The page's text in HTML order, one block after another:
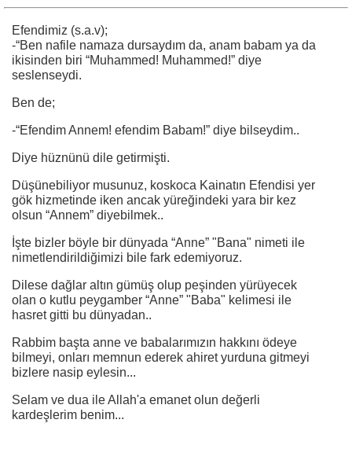
Efendimiz (s.a.v);
-“Ben nafile namaza dursaydım da, anam babam ya da
ikisinden biri “Muhammed! Muhammed!” diye
seslenseydi.
Ben de;
-“Efendim Annem! efendim Babam!” diye bilseydim..
Diye hüznünü dile getirmişti.
Düşünebiliyor musunuz, koskoca Kainatın Efendisi yer
gök hizmetinde iken ancak yüreğindeki yara bir kez
olsun “Annem” diyebilmek..
İşte bizler böyle bir dünyada “Anne” "Bana" nimeti ile
nimetlendirildiğimizi bile fark edemiyoruz.
Dilese dağlar altın gümüş olup peşinden yürüyecek
olan o kutlu peygamber “Anne” "Baba" kelimesi ile
hasret gitti bu dünyadan..
Rabbim başta anne ve babalarımızın hakkını ödeye
bilmeyi, onları memnun ederek ahiret yurduna gitmeyi
bizlere nasip eylesin...
Selam ve dua ile Allah'a emanet olun değerli
kardeşlerim benim...